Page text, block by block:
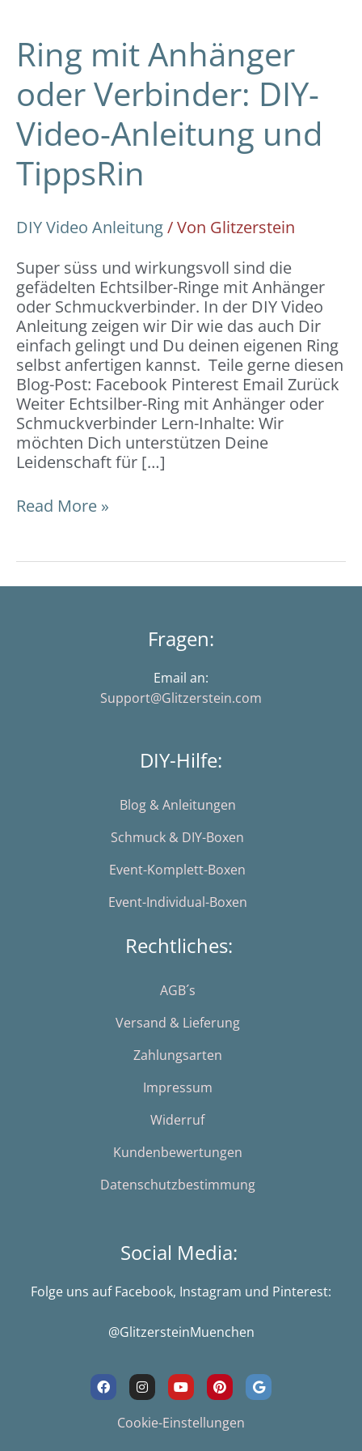
Ring mit Anhänger
oder Verbinder: DIY-
Video-Anleitung und
TippsRin
DIY Video Anleitung/ Von Glitzerstein
Super süss und wirkungsvoll sind die
gefädelten Echtsilber-Ringe mit Anhänger
oder Schmuckverbinder. In der DIY Video
Anleitung zeigen wir Dir wie das auch Dir
einfach gelingt und Du deinen eigenen Ring
selbst anfertigen kannst. Teile gerne diesen
Blog-Post: Facebook Pinterest Email Zurück
Weiter Echtsilber-Ring mit Anhänger oder
Schmuckverbinder Lern-Inhalte: Wir
möchten Dich unterstützen Deine
Leidenschaft für […]
Read More »
Fragen:
Email an:
Support@Glitzerstein.com
DIY-Hilfe:
Blog & Anleitungen
Schmuck & DIY-Boxen
Event-Komplett-Boxen
Event-Individual-Boxen
Rechtliches:
AGB´s
Versand & Lieferung
Zahlungsarten
Impressum
Widerruf
Kundenbewertungen
Datenschutzbestimmung
Social Media:
Folge uns auf Facebook, Instagram und Pinterest:
@GlitzersteinMuenchen
F
a
c
I
n
s
t
a
Y
o
u
t
u
P
i
n
t
e
G
o
o
Cookie-Einstellungen